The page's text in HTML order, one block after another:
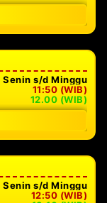
Senin s/d Minggu
11:50 (WIB)
12.00 (WIB)
Senin s/d Minggu
12:50 (WIB)